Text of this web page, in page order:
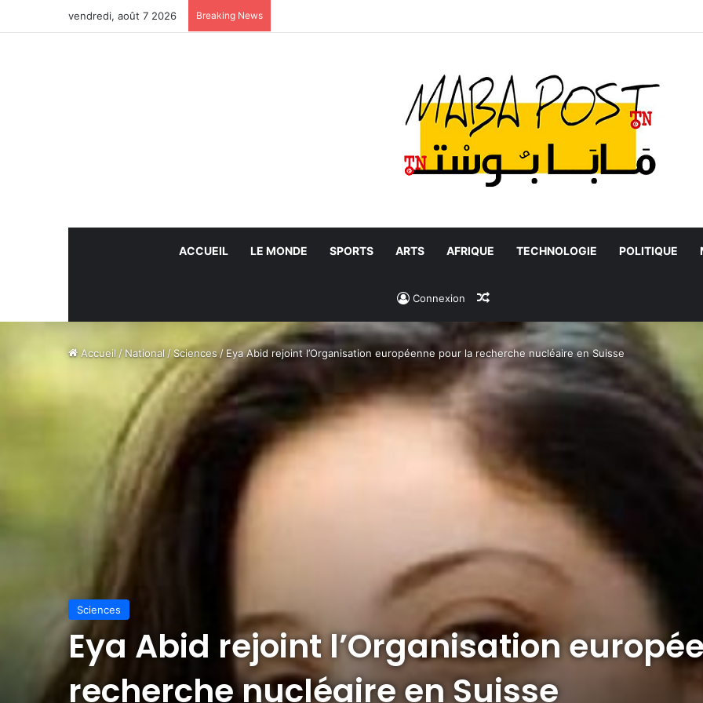
vendredi, août 7 2026 Breaking News
ACCUEIL LE MONDE SPORTS ARTS AFRIQUE TECHNOLOGIE POLITIQUE
Connexion Article Aléatoire
Accueil / National / Sciences/ Eya Abid rejoint l’Organisation européenne pour la recherche nucléaire en Suisse
Sciences
Eya Abid rejoint l’Organisation
recherche nucléaire en Suisse